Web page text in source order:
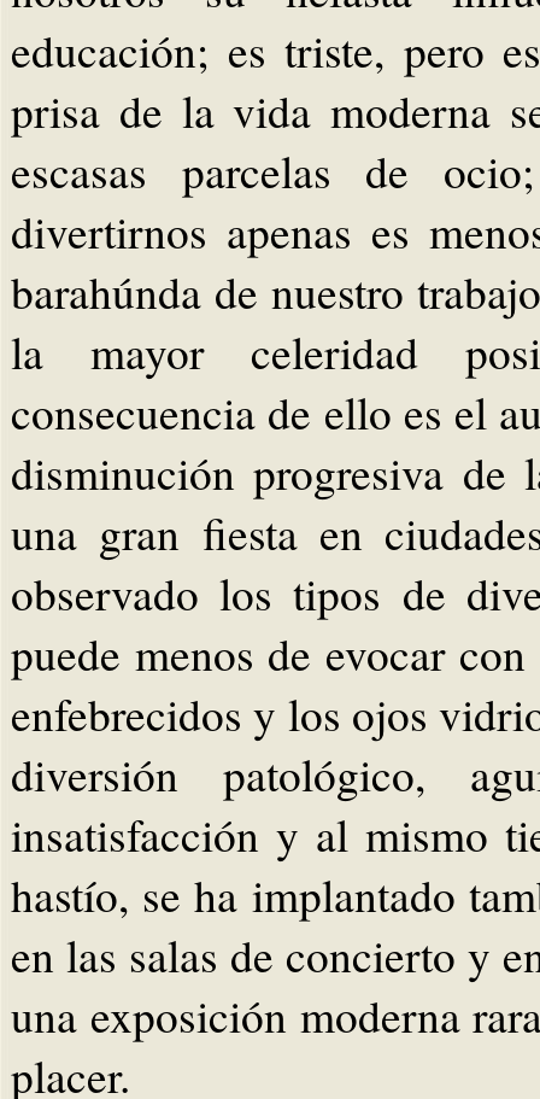
educación; es triste, pero
prisa de la vida moderna
escasas parcelas de
divertirnos apenas es
barahúnda de nuestro
la mayor celeridad
consecuencia de ello es el
disminución progresiva
una gran fiesta en
observado los tipos de
puede menos de evocar
enfebrecidos y los ojos
diversión patológico,
insatisfacción y al mismo
hastío, se ha implantado
en las salas de concierto y
una exposición moderna
placer.